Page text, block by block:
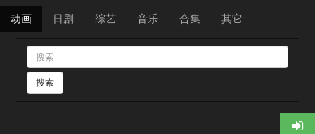
动画 日剧 综艺 音乐 合集 其它
搜索